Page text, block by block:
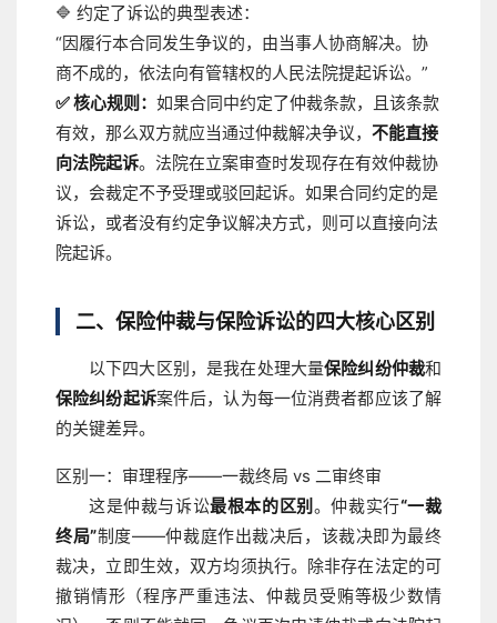
🔷 约定了诉讼的典型表述：
“因履行本合同发生争议的，由当事人协商解决。协
商不成的，依法向有管辖权的人民法院提起诉讼。”
✅ 核心规则： 如果合同中约定了仲裁条款，且该条款
有效，那么双方就应当通过仲裁解决争议， 不能直接
向法院起诉。法院在立案审查时发现存在有效仲裁协
议，会裁定不予受理或驳回起诉。如果合同约定的是
诉讼，或者没有约定争议解决方式，则可以直接向法
院起诉。
二、保险仲裁与保险诉讼的四大核心区别
以下四大区别，是我在处理大量保险纠纷仲裁和
保险纠纷起诉案件后，认为每一位消费者都应该了解
的关键差异。
区别一：审理程序——一裁终局 vs 二审终审
这是仲裁与诉讼最根本的区别 。仲裁实行“一裁
终局”制度——仲裁庭作出裁决后，该裁决即为最终
裁决，立即生效，双方均须执行。除非存在法定的可
撤销情形（程序严重违法、仲裁员受贿等极少数情